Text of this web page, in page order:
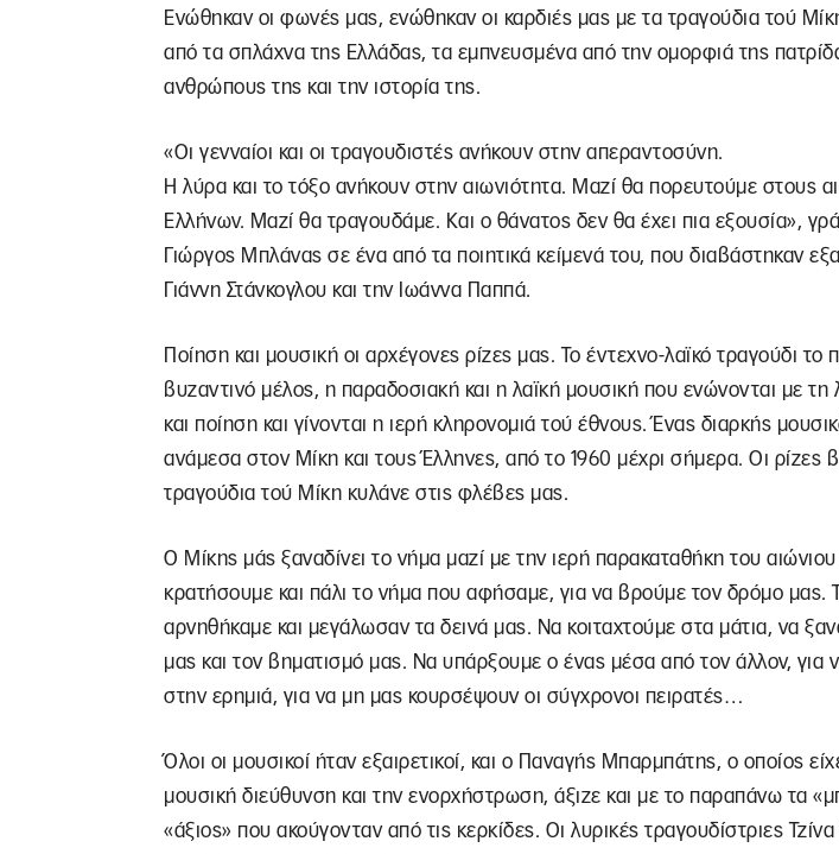
Ενώθηκαν οι φωνές μας, ενώθηκαν οι καρδιές μας με τα τραγούδια τού
από τα σπλάχνα της Ελλάδας, τα εμπνευσμένα από την ομορφιά της
ανθρώπους της και την ιστορία της.
«Οι γενναίοι και οι τραγουδιστές ανήκουν στην απεραντοσύνη.
Η λύρα και το τόξο ανήκουν στην αιωνιότητα. Μαζί θα πορευτούμε στους
Ελλήνων. Μαζί θα τραγουδάμε. Και ο θάνατος δεν θα έχει πια εξουσία»,
Γιώργος Μπλάνας σε ένα από τα ποιητικά κείμενά του, που διαβάστηκαν
Γιάννη Στάνκογλου και την Ιωάννα Παππά.
Ποίηση και μουσική οι αρχέγονες ρίζες μας. Το έντεχνο-λαϊκό τραγούδι το
βυζαντινό μέλος, η παραδοσιακή και η λαϊκή μουσική που ενώνονται με τη
και ποίηση και γίνονται η ιερή κληρονομιά τού έθνους. Ένας διαρκής
ανάμεσα στον Μίκη και τους Έλληνες, από το 1960 μέχρι σήμερα. Οι ρίζες
τραγούδια τού Μίκη κυλάνε στις φλέβες μας.
Ο Μίκης μάς ξαναδίνει το νήμα μαζί με την ιερή παρακαταθήκη του
κρατήσουμε και πάλι το νήμα που αφήσαμε, για να βρούμε τον δρόμο μας.
αρνηθήκαμε και μεγάλωσαν τα δεινά μας. Να κοιταχτούμε στα μάτια, να
μας και τον βηματισμό μας. Να υπάρξουμε ο ένας μέσα από τον άλλον, για
στην ερημιά, για να μη μας κουρσέψουν οι σύγχρονοι πειρατές…
Όλοι οι μουσικοί ήταν εξαιρετικοί, και ο Παναγής Μπαρμπάτης, ο οποίος
μουσική διεύθυνση και την ενορχήστρωση, άξιζε και με το παραπάνω τα
«άξιος» που ακούγονταν από τις κερκίδες. Οι λυρικές τραγουδίστριες